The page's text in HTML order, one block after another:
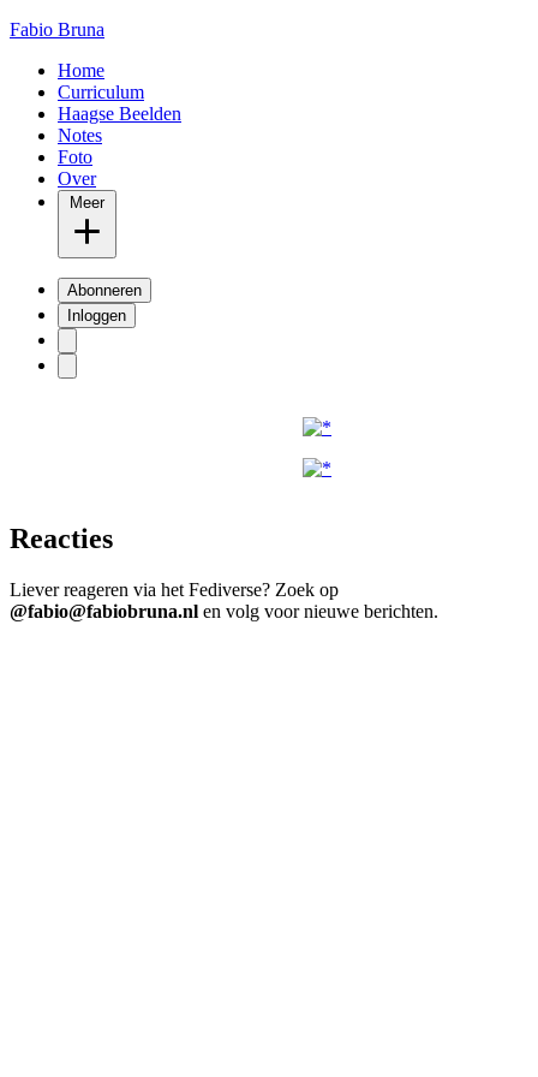
Fabio Bruna
Home
Curriculum
Haagse Beelden
Notes
Foto
Over
Meer
Abonneren
Inloggen
Reacties
Liever reageren via het Fediverse? Zoek op
@fabio@fabiobruna.nl en volg voor nieuwe berichten.